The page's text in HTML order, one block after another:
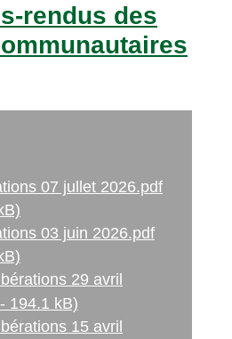
rendus des
07 jullet 2026.pdf
03 juin 2026.pdf
29 avril
194.1 kB)
15 avril